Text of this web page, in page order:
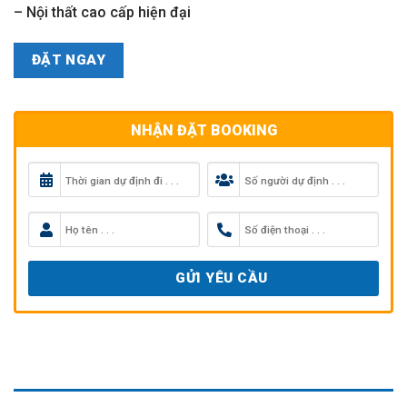
– Nội thất cao cấp hiện đại
ĐẶT NGAY
NHẬN ĐẶT BOOKING